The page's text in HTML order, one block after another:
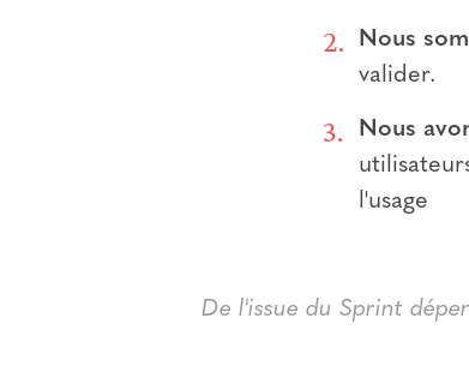
Nous
valider.
Nous
l'usage
De l'issue du Sprint